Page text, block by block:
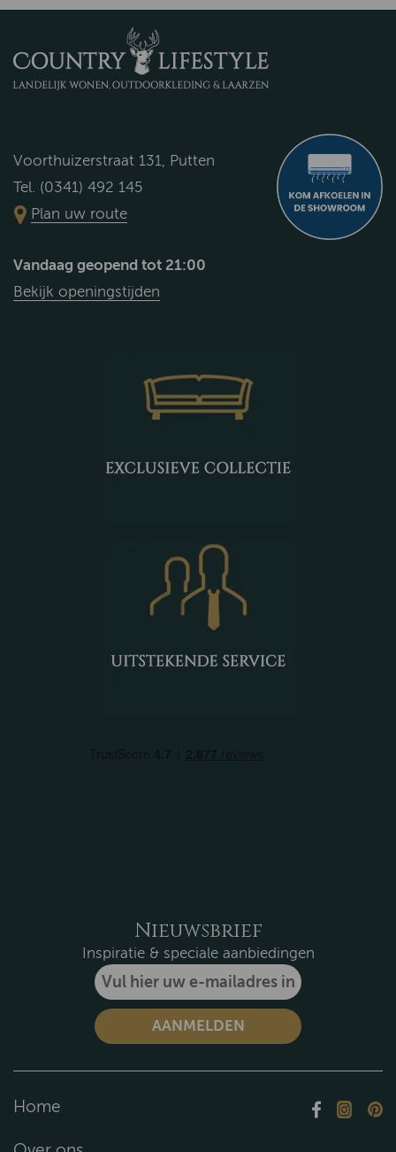
Voorthuizerstraat 131, Putten
Tel. (0341) 492 145
Plan uw route
Vandaag geopend tot 21:00
Bekijk openingstijden
Nieuwsbrief
Inspiratie & speciale aanbiedingen
Home